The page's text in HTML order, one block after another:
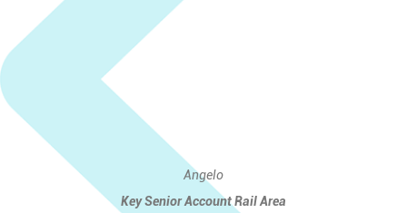
Angelo
Key Senior Account Rail Area